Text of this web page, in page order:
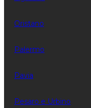
Oristano
Palermo
Pavia
Pesaro e Urbino